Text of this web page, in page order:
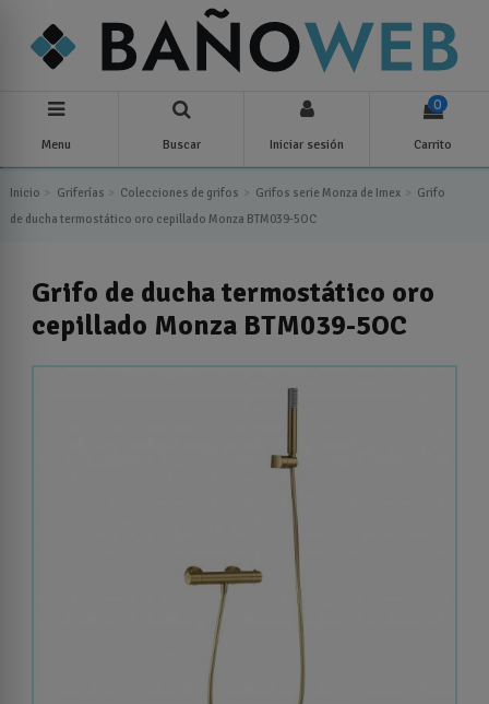
Menu Buscar Iniciar sesión
0
Carrito
Inicio Griferías Colecciones de grifos Grifos serie Monza de Imex
Grifo
de ducha termostático oro cepillado Monza BTM039-5OC
Grifo de ducha termostático oro
cepillado Monza BTM039-5OC